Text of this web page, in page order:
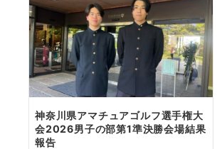
神奈川県アマチュアゴルフ選手権大
会2026男子の部第1準決勝会場結果
報告